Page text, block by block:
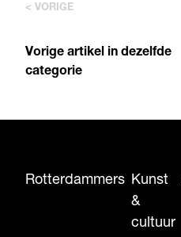
< VORIGE
Vorige artikel in dezelfde
categorie
Rotterdammers Kunst
&
cultuur